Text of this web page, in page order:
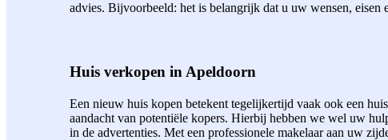
advies. Bijvoorbeeld: het is belangrijk dat u uw wensen,
Huis verkopen in Apeldoorn
Een nieuw huis kopen betekent tegelijkertijd vaak ook een
aandacht van potentiële kopers. Hierbij hebben we wel uw
in de advertenties. Met een professionele makelaar aan uw